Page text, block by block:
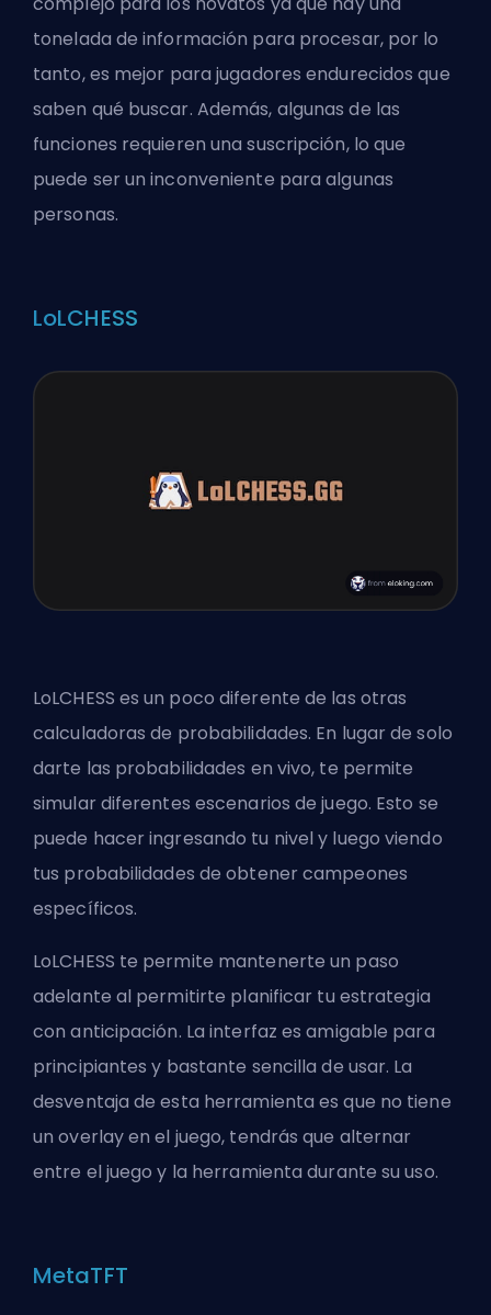
tonelada de información para procesar, por lo
tanto, es mejor para jugadores endurecidos que
saben qué buscar. Además, algunas de las
funciones requieren una suscripción, lo que
puede ser un inconveniente para algunas
personas.
LoLCHESS
LoLCHESS es un poco diferente de las otras
calculadoras de probabilidades. En lugar de solo
darte las probabilidades en vivo, te permite
simular diferentes escenarios de juego. Esto se
puede hacer ingresando tu nivel y luego viendo
tus probabilidades de obtener campeones
específicos.
LoLCHESS te permite mantenerte un paso
adelante al permitirte planificar tu estrategia
con anticipación. La interfaz es amigable para
principiantes y bastante sencilla de usar. La
desventaja de esta herramienta es que no tiene
un overlay en el juego, tendrás que alternar
entre el juego y la herramienta durante su uso.
MetaTFT